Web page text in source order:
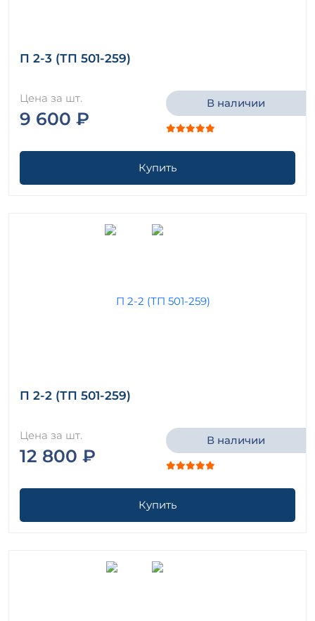
П 2-3 (ТП 501-259)
Цена за шт.
9 600 ₽
В наличии
Купить
П 2-2 (ТП 501-259)
Цена за шт.
12 800 ₽
В наличии
Купить